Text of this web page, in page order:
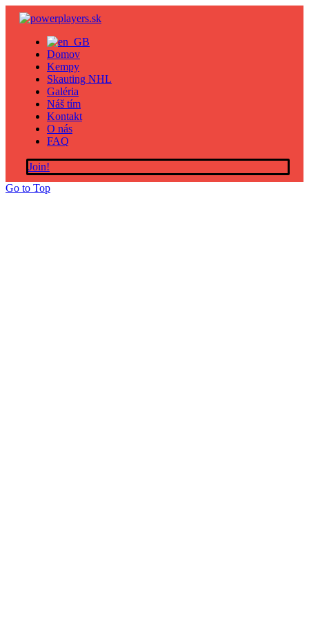
Domov
Kempy
Skauting NHL
Galéria
Náš tím
Kontakt
O nás
FAQ
Join!
Go to Top